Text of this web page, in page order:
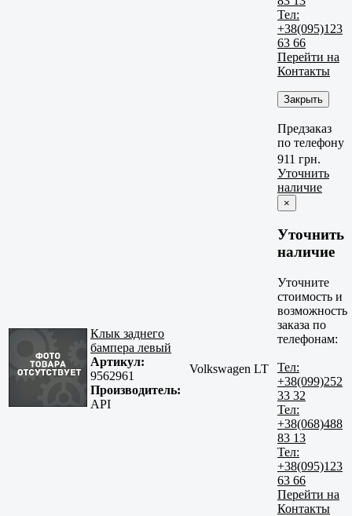
Тел:
+38(095)123
63 66
Перейти на
Контакты
Закрыть
Предзаказ
по телефону
Клык заднего
бампера левый
Артикул:
9562961
Производитель:
API
Volkswagen LT
911 грн.
Уточнить
наличие
×
Уточнить
наличие
Уточните
стоимость и
возможность
заказа по
телефонам:
Тел:
+38(099)252
33 32
Тел:
+38(068)488
83 13
Тел:
+38(095)123
63 66
Перейти на
Контакты